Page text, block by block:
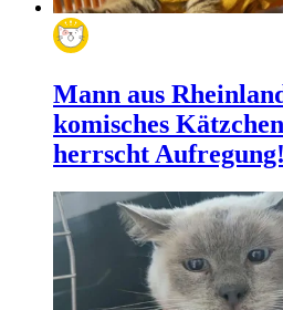
Mann aus
komisches
herrscht Aufregung!